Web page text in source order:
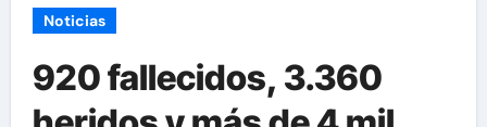
Noticias
920 fallecidos, 3.360